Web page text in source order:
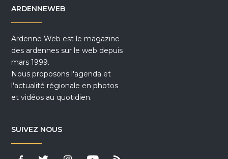
ARDENNEWEB
Ardenne Web est le magazine
des ardennes sur le web depuis
mars 1999.
Nous proposons l'agenda et
l'actualité régionale en photos
et vidéos au quotidien.
SUIVEZ NOUS